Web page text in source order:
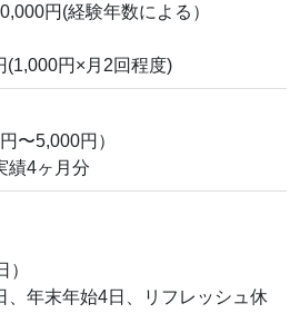
円(経験年数による）
(1,000円×月2回程度)
〜5,000円）
績4ヶ月分
、年末年始4日、リフレッシュ休